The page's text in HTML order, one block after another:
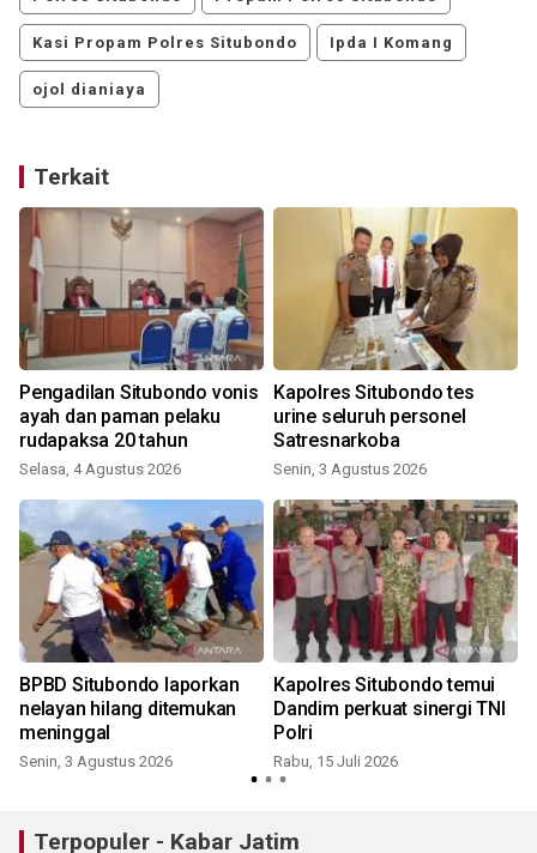
Kasi Propam Polres Situbondo Ipda I Komang
ojol dianiaya
Terkait
Pengadilan Situbondo vonis
ayah dan paman pelaku
rudapaksa 20 tahun
Selasa, 4 Agustus 2026
Kapolres Situbondo tes
urine seluruh personel
Satresnarkoba
Senin, 3 Agustus 2026
BPBD Situbondo laporkan
nelayan hilang ditemukan
meninggal
Senin, 3 Agustus 2026
Kapolres Situbondo temui
Dandim perkuat sinergi TNI
Polri
Rabu, 15 Juli 2026
Terpopuler - Kabar Jatim